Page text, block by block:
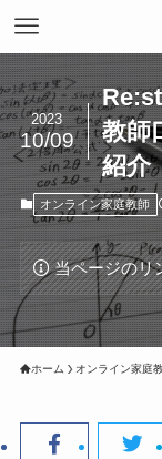
教師
紹介
2023
10/09
オンライン家庭教師
当ページのリ
ホーム オンライン家庭